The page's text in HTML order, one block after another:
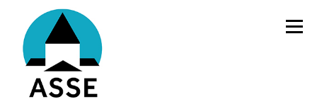
contenu
Menu